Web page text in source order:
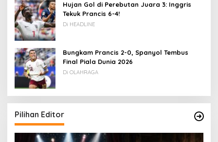
Hujan Gol di Perebutan Juara 3: Inggris
Tekuk Prancis 6-4!
Di HEADLINE
Bungkam Prancis 2-0, Spanyol Tembus
Final Piala Dunia 2026
Di OLAHRAGA
Pilihan Editor